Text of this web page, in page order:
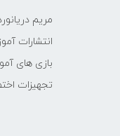
مریم
انتشارات
بازی های
تجهیزات